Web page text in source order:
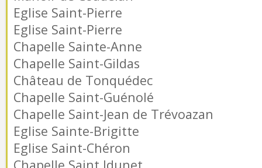
Eglise Saint-Pierre
Eglise Saint-Pierre
Chapelle Sainte-Anne
Chapelle Saint-Gildas
Château de Tonquédec
Chapelle Saint-Guénolé
Chapelle Saint-Jean de Trévoazan
Eglise Sainte-Brigitte
Eglise Saint-Chéron